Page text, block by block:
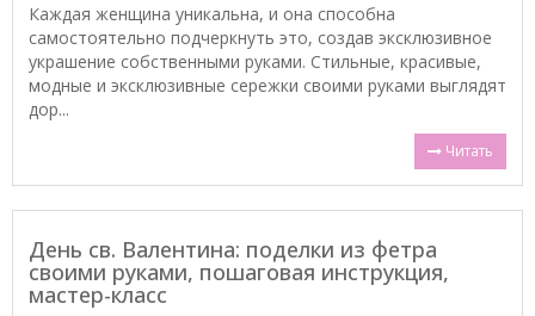
Каждая женщина уникальна, и она способна
самостоятельно подчеркнуть это, создав эксклюзивное
украшение собственными руками. Стильные, красивые,
модные и эксклюзивные сережки своими руками выглядят
дор...
Читать
День св. Валентина: поделки из фетра
своими руками, пошаговая инструкция,
мастер-класс